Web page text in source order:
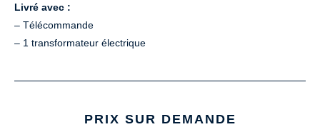
Livré avec :
– Télécommande
– 1 transformateur électrique
PRIX SUR DEMANDE